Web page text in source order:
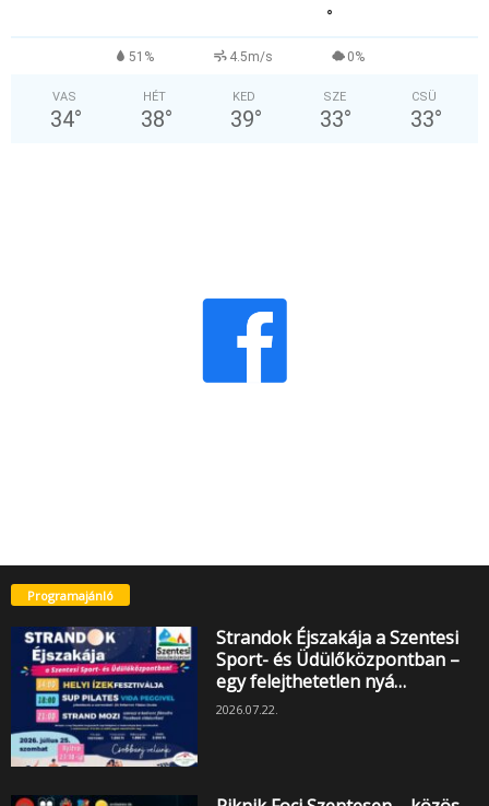
°
51% 4.5m/s 0%
VAS
34°
HÉT
38°
KED
39°
SZE
33°
CSÜ
33°
Programajánló
Strandok Éjszakája a Szentesi
Sport- és Üdülőközpontban –
egy felejthetetlen nyá…
2026.07.22.